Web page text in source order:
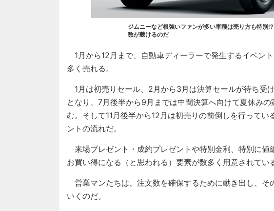
ジムニーなど根強いファンが多い車種は売り方も特別
数が裁けるのだ
1月から12月まで、自動車ディーラーで発生するイベン
多く売れる。
1月は初売りセール、2月から3月は決算セールが待ち受
となり、7月後半から9月までは中間決算へ向けて夏休み
む。そして11月後半から12月は初売りの前倒しを行って
ントの流れだ。
来場プレゼント・成約プレゼントや特別金利、特別に値
お買い得になる（と思われる）要素が数多く用意されてい
営業マンたちは、注文数を確保するために動き出し、そ
いくのだ。